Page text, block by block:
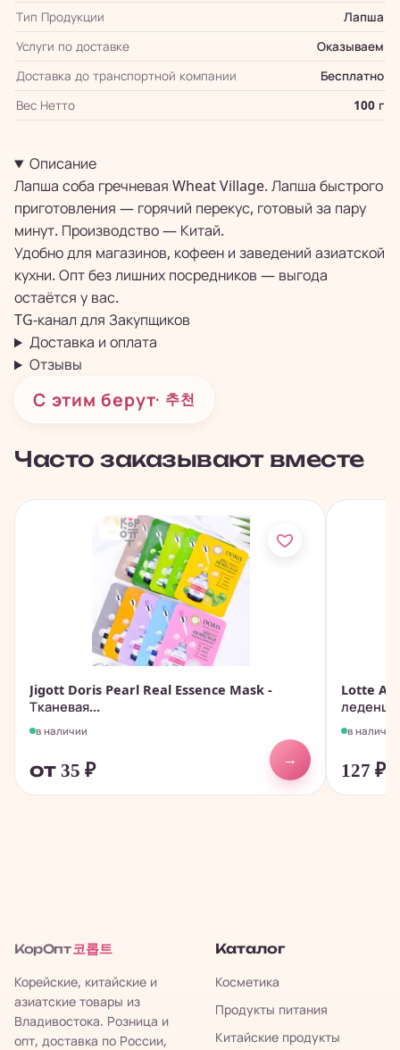
Тип Продукции
Лапша
Услуги по доставке
Оказываем
Доставка до транспортной компании
Бесплатно
Вес Нетто
100 г
Описание
Лапша соба гречневая Wheat Village. Лапша быстрого
приготовления — горячий перекус, готовый за пару
минут. Производство — Китай.
Удобно для магазинов, кофеен и заведений азиатской
кухни. Опт без лишних посредников — выгода
остаётся у вас.
TG-канал для Закупщиков
Доставка и оплата
Отзывы
С этим берут· 추천
Часто заказывают вместе
Jigott Doris Pearl Real Essence Mask -
Тканевая...
в наличии
от 35 ₽
→
Lotte
в наличии
127₽
КорОпт 코롭트
Корейские, китайские и
азиатские товары из
Владивостока. Розница и
опт, доставка по России,
Каталог
Косметика
Продукты питания
Китайские продукты